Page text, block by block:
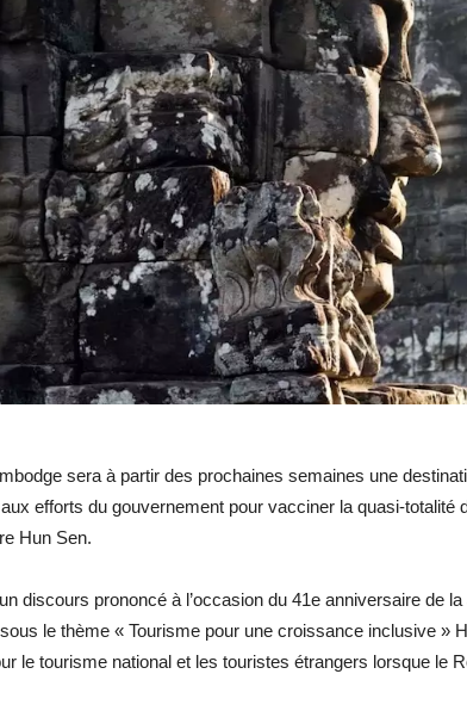
sera à partir des prochaines semaines une
efforts du gouvernement pour vacciner la quasi-totalité
Hun Sen.
discours prononcé à l’occasion du 41e anniversaire de
le thème « Tourisme pour une croissance inclusive »
le tourisme national et les touristes étrangers lorsque le